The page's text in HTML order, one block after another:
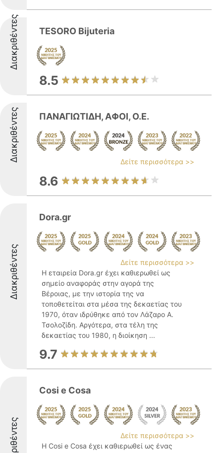
Διακριθέντες TESORO Bijuteria
8.5
Διακριθέντες ΠΑNΑΓΙΩΤΙΔΗ, ΑΦΟΙ, Ο.Ε.
Δείτε περισσότερα >>
8.6
Διακριθέντες
Dora.gr
Δείτε περισσότερα >>
Η εταιρεία Dora.gr έχει καθιερωθεί ως
σημείο αναφοράς στην αγορά της
Βέροιας, με την ιστορία της να
τοποθετείται στα μέσα της δεκαετίας του
1970, όταν ιδρύθηκε από τον Λάζαρο Α.
Τσολοζίδη. Αργότερα, στα τέλη της
δεκαετίας του 1980, η διοίκηση ...
9.7
Cosi e Cosa
Δείτε περισσότερα >>
Η Cosi e Cosa έχει καθιερωθεί ως ένας